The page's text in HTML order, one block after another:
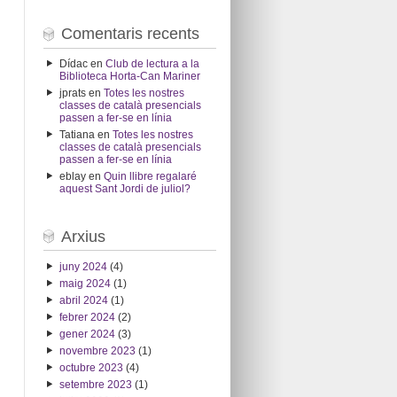
Comentaris recents
Dídacen Club de lectura a la
Biblioteca Horta-Can Mariner
jpratsen Totes les nostres
classes de català presencials
passen a fer-se en línia
Tatianaen Totes les nostres
classes de català presencials
passen a fer-se en línia
eblayen Quin llibre regalaré
aquest Sant Jordi de juliol?
Arxius
juny 2024(4)
maig 2024(1)
abril 2024(1)
febrer 2024(2)
gener 2024(3)
novembre 2023 (1)
octubre 2023 (4)
setembre 2023 (1)